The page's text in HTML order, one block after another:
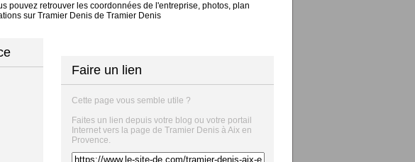
pouvez retrouver les coordonnées de l'entreprise, photos, plan
sur Tramier Denis de Tramier Denis
Faire un lien
Cette page vous semble utile ?
Faites un lien depuis votre blog ou votre portail
Internet vers la page de Tramier Denis à Aix en
Provence.